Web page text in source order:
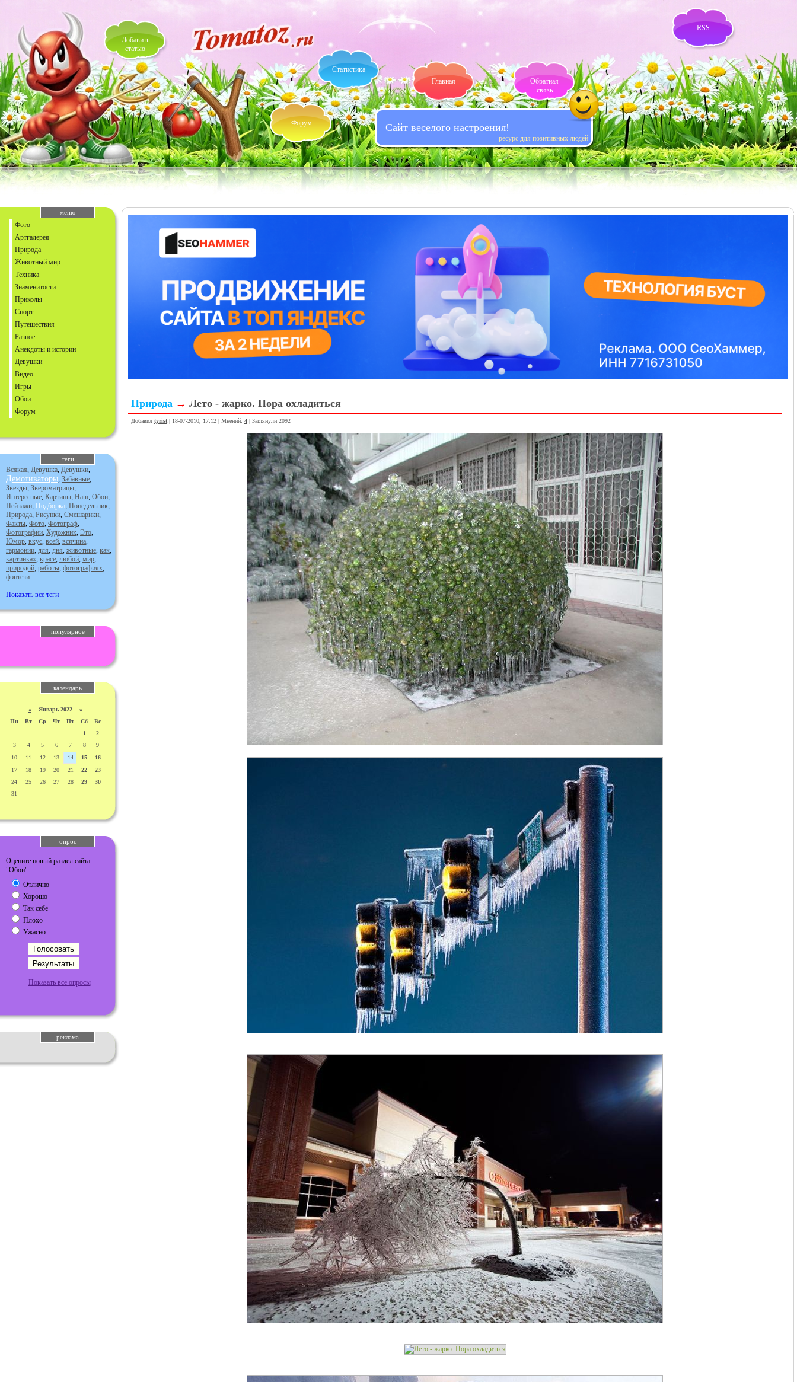
Сайт веселого настроения!
ресурс для позитивных людей
Добавить
статью
Главная
Форум
Статистика
RSS
Обратная
связь
меню
Фото
Артгалерея
Природа
Животный мир
Техника
Знаменитости
Приколы
Спорт
Путешествия
Разное
Анекдоты и истории
Девушки
Видео
Игры
Обои
Форум
теги
Всякая, Девушка, Девушки,
Демотиваторы, Забавные,
Звезды, Звероматрицы,
Интересные, Картины, Наш, Обои,
Пейзажи, Подборка, Понедельник,
Природа, Рисунки, Смешарики,
Факты, Фото, Фотограф,
Фотографии, Художник, Это,
Юмор, вкус, всей, всячина,
гармонии, для, дня, животные, как,
картинках, красе, любой, мир,
природой, работы, фотографиях,
фэнтези
Показать все теги
популярное
календарь
« Январь 2022 »
Пн
Вт Ср Чт Пт Сб
Вс
1
2
3
4 5 6 7 8
9
10
11 12 13 14 15
16
17
18 19 20 21 22
23
24
25 26 27 28 29
30
31
опрос
Оцените новый раздел сайта
"Обои"
Отлично
Хорошо
Так себе
Плохо
Ужасно
Показать все опросы
реклама
Природа → Лето - жарко. Пора охладиться
Добавил tyrist | 18-07-2010, 17:12 | Мнений: 4 | Заглянули 2092